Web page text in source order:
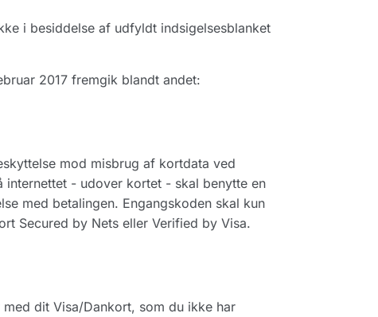
i besiddelse af udfyldt indsigelsesblanket
2017 fremgik blandt andet:
mod misbrug af kortdata ved
internettet - udover kortet - skal benytte en
med betalingen. Engangskoden skal kun
Secured by Nets eller Verified by Visa.
dit Visa/Dankort, som du ikke har